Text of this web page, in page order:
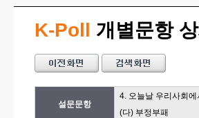
K-Poll 개별문항 상
설문문항
4. 오늘날 우리사회
(다) 부정부패